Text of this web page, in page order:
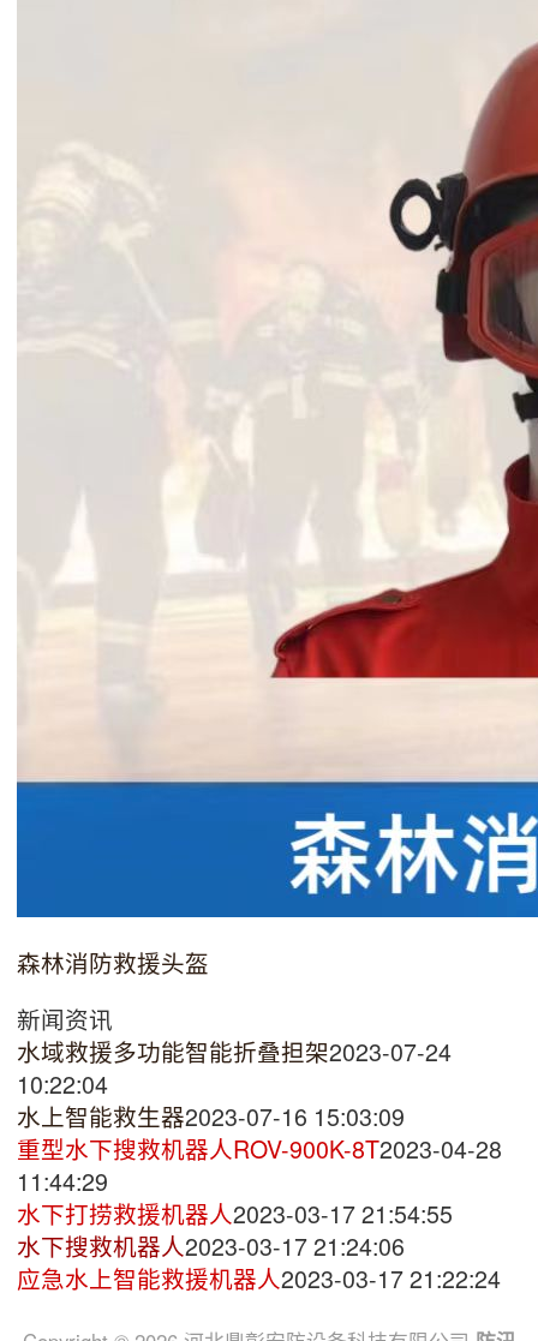
森林消防救援头盔
新闻资讯
水域救援多功能智能折叠担架2023-07-24
10:22:04
水上智能救生器2023-07-16 15:03:09
重型水下搜救机器人ROV-900K-8T2023-04-28
11:44:29
水下打捞救援机器人2023-03-17 21:54:55
水下搜救机器人2023-03-17 21:24:06
应急水上智能救援机器人2023-03-17 21:22:24